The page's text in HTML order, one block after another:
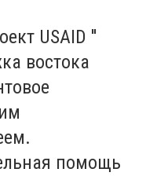
USAID ''
востока
помощь